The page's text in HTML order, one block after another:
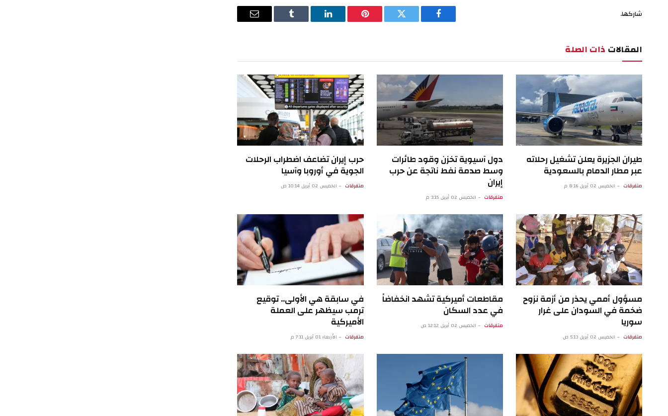
شاركها.
فيسبوك تويتر بينتيريستلينكدإن Tumblr
البريد
المقالات ذات الصلة
طيران الجزيرة يعلن تشغيل رحلاته
عبر مطار الدمام بالسعودية
متفرقات الخميس 02 أبريل 8:16 م
دول آسيوية تخزن وقود طائرات
وسط صدمة نفط ناتجة عن حرب
إيران
متفرقات الخميس 02 أبريل 3:15 م
حرب إيران تضاعف اضطراب الرحلات
الجوية في أوروبا وآسيا
متفرقات الخميس 02 أبريل 10:14 ص
مسؤول أممي يحذر من أزمة نزوح
ضخمة في السودان على غرار
سوريا
متفرقات الخميس 02 أبريل 5:13 ص
مقاطعات أميركية تشهد انخفاضاً
في عدد السكان
متفرقات الخميس 02 أبريل 12:12 ص
في سابقة هي الأولى.. توقيع
ترمب سيظهر على العملة
الأميركية
متفرقات الأربعاء 01 أبريل 7:11 م